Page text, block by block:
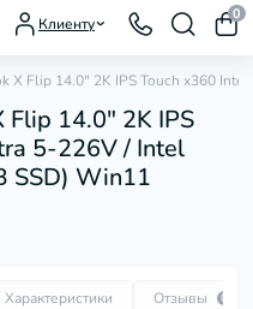
Клиенту
0
X Flip 14.0" 2K IPS Touch x360
Flip 14.0" 2K IPS
5-226V / Intel
SSD) Win11
Характеристики Отзывы 0